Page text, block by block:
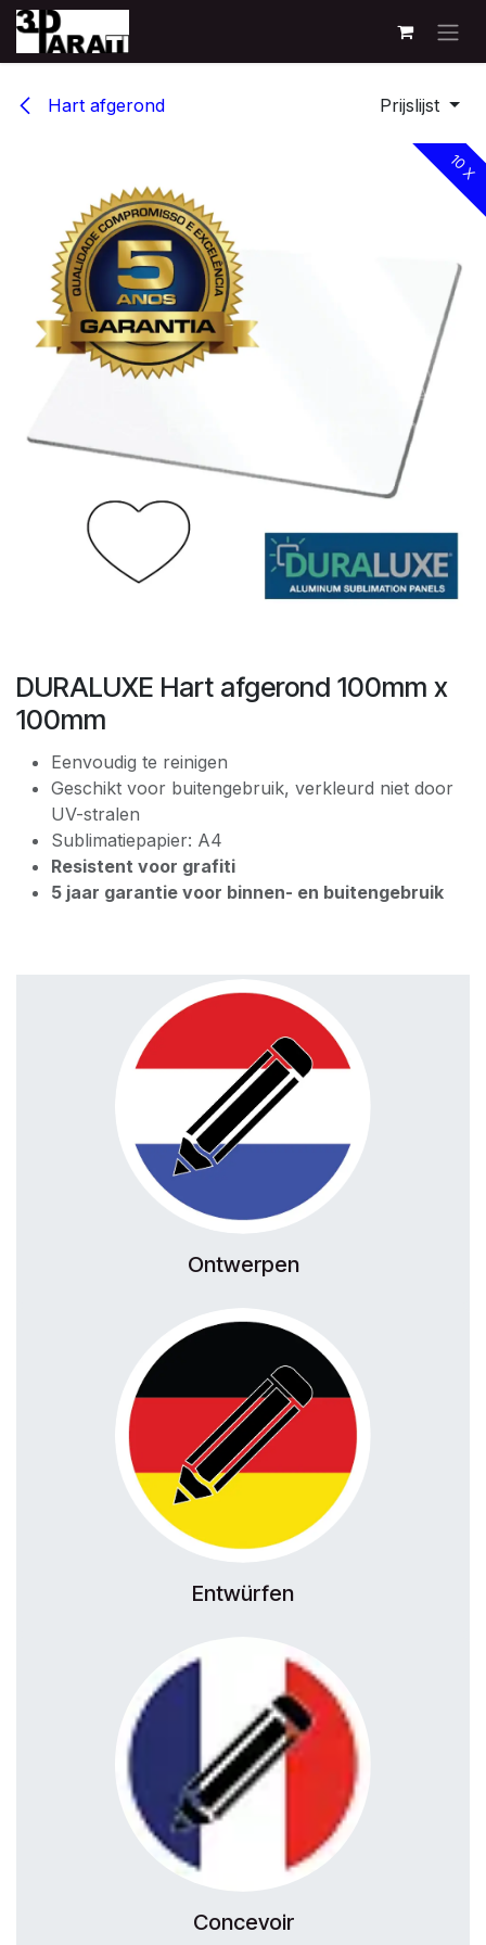
Overslaan naar inhoud
Hart afgerond Prijslijst
10 X
DURALUXE Hart afgerond 100mm x
100mm
Eenvoudig te reinigen
Geschikt voor buitengebruik, verkleurd niet door
UV-stralen
Sublimatiepapier: A4
Resistent voor grafiti
5 jaar garantie voor binnen- en buitengebruik
Ontwerpen
Entwürfen
Concevoir